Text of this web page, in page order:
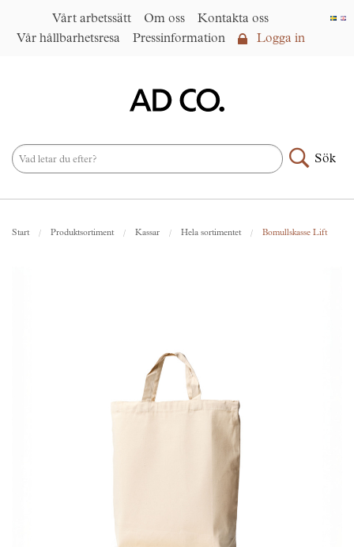
Vårt arbetssätt Om oss
Kontakta oss
Vår hållbarhetsresa
Pressinformation Logga in
Sök
Start Produktsortiment Kassar Hela sortimentet Bomullskasse Lift
Om oss
Under samma paraply
Skräddarsy kassar
Outlet ►
Pressinformation